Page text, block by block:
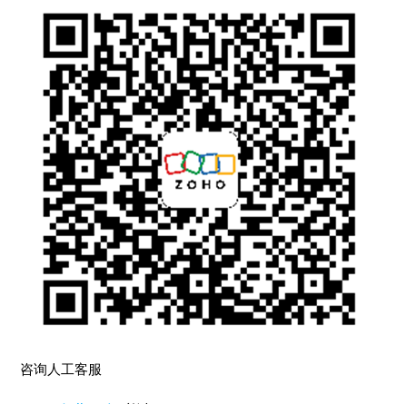
咨询人工客服